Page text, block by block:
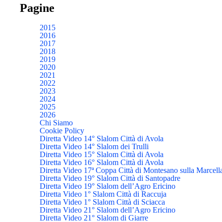
Pagine
2015
2016
2017
2018
2019
2020
2021
2022
2023
2024
2025
2026
Chi Siamo
Cookie Policy
Diretta Video 14° Slalom Città di Avola
Diretta Video 14° Slalom dei Trulli
Diretta Video 15° Slalom Città di Avola
Diretta Video 16° Slalom Città di Avola
Diretta Video 17ª Coppa Città di Montesano sulla
Diretta Video 19° Slalom Città di Santopadre
Diretta Video 19° Slalom dell’Agro Ericino
Diretta Video 1° Slalom Città di Raccuja
Diretta Video 1° Slalom Città di Sciacca
Diretta Video 21° Slalom dell’Agro Ericino
Diretta Video 21° Slalom di Giarre